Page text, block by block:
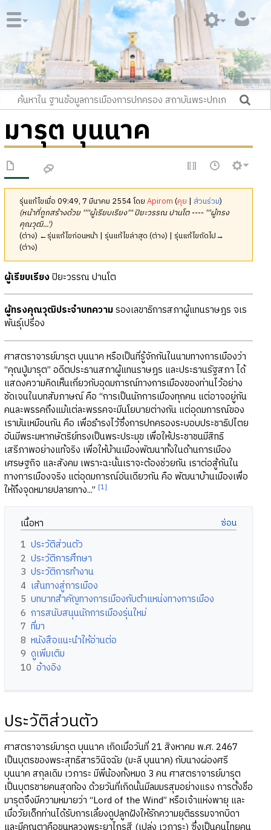
มารุต บุนนาค
รุ่นแก้ไขเมื่อ 09:49, 7 มีนาคม 2554 โดยApirom (คุย | ส่วนร่วม)
(หน้าที่ถูกสร้างด้วย ''''ผู้เรียบเรียง''' ปิยะวรรณ ปานโต ---- '''ผู้ทรง
คุณวุฒิ...')
(ต่าง) ←รุ่นแก้ไขก่อนหน้า | รุ่นแก้ไขล่าสุด (ต่าง) | รุ่นแก้ไขถัดไป→
(ต่าง)
ผู้เรียบเรียงปิยะวรรณ ปานโต
ผู้ทรงคุณวุฒิประจำบทความรองเลขาธิการสภาผู้แทนราษฎร จเร
พันธุ์เปรื่อง
ศาสตราจารย์มารุต บุนนาค หรือเป็นที่รู้จักกันในนามทางการเมืองว่า
“คุณปู่มารุต” อดีตประธานสภาผู้แทนราษฎร และประธานรัฐสภา ได้
แสดงความคิดเห็นเกี่ยวกับอุดมการณ์ทางการเมืองของท่านไว้อย่าง
ชัดเจนในบทสัมภาษณ์ คือ “การเป็นนักการเมืองทุกคน แต่อาจอยู่กัน
คนละพรรคถึงแม้แต่ละพรรคจะมีนโยบายต่างกัน แต่อุดมการณ์ของ
เรามันเหมือนกัน คือ เพื่อธำรงไว้ซึ่งการปกครองระบอบประชาธิปไตย
อันมีพระมหากษัตริย์ทรงเป็นพระประมุข เพื่อให้ประชาชนมีสิทธิ
เสรีภาพอย่างแท้จริง เพื่อให้บ้านเมืองพัฒนาทั้งในด้านการเมือง
เศรษฐกิจ และสังคม เพราะฉะนั้นเราจะต้องช่วยกัน เราต่อสู้กันใน
ทางการเมืองจริง แต่อุดมการณ์อันเดียวกัน คือ พัฒนาบ้านเมืองเพื่อ
ให้ถึงจุดหมายปลายทาง...” [1]
เนื้อหา
1 ประวัติส่วนตัว
2 ประวัติการศึกษา
3 ประวัติการทำงาน
4 เส้นทางสู่การเมือง
5 บทบาทสำคัญทางการเมืองกับตำแหน่งทางการเมือง
6 การสนับสนุนนักการเมืองรุ่นใหม่
7 ที่ีมา
8 หนังสือแนะนำให้อ่านต่อ
9 ดูเพิ่มเติม
10 อ้างอิง
ประวัติส่วนตัว
ศาสตราจารย์มารุต บุนนาค เกิดเมื่อวันที่ 21 สิงหาคม พ.ศ. 2467
เป็นบุตรของพระสุทธิสารวินิจฉัย (มะลิ บุนนาค) กับนางผ่องศรี
บุนนาค สกุลเดิม เวภาระ มีพี่น้องทั้งหมด 3 คน ศาสตราจารย์มารุต
เป็นบุตรชายคนสุดท้อง ด้วยวันที่เกิดนั้นมีลมมรสุมอย่างแรง การตั้งชื่อ
มารุตจึงมีความหมายว่า “Lord of the Wind” หรือเจ้าแห่งพายุ และ
เมื่อวัยเด็กท่านได้รับการเลี้ยงดูปลูกฝังให้รักความยุติธรรมจากบิดา